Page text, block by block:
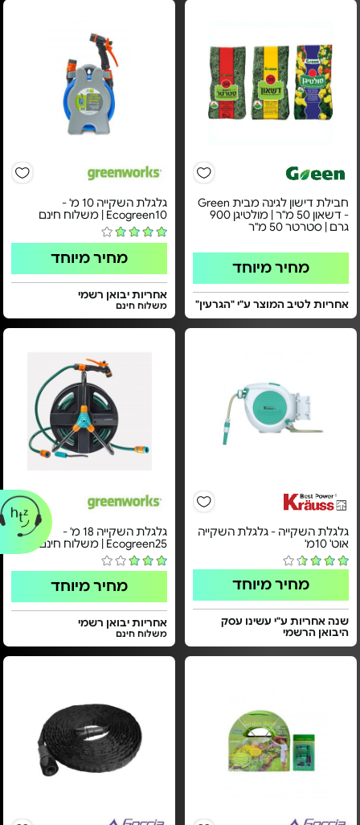
חבילת דישון לגינה מבית Green
- דשאון 50 מ"ר | מולטיגן 900
גרם | סטרטר 50 מ"ר
מחיר מיוחד
אחריות לטיב המוצר ע"י "הגרעין"
גלגלת השקייה 10 מ' -
Ecogreen10 | משלוח חינם
מחיר מיוחד
אחריות יבואן רשמי
משלוח חינם
גלגלת השקייה - גלגלת השקייה
אוט' 10מ'
מחיר מיוחד
שנה אחריות ע"י עשינו עסק
היבואן הרשמי
גלגלת השקייה 18 מ' -
Ecogreen25 | משלוח חינם
מחיר מיוחד
אחריות יבואן רשמי
משלוח חינם